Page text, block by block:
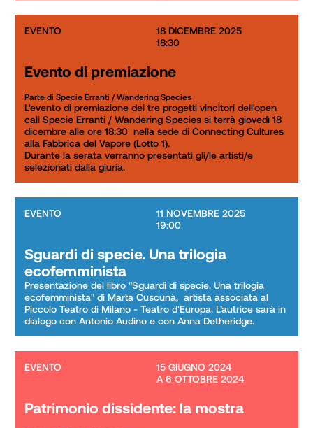
EVENTO
18 DICEMBRE 2025
18:30
Evento di premiazione
Parte di Specie Erranti / Wandering Species
L'evento di premiazione dei tre progetti vincitori dell'open
call Specie Erranti / Wandering Species si terrà giovedì 18
dicembre alle ore 18:30  nella sede di Connecting Cultures
alla Fabbrica del Vapore (Lotto 1).
Durante la serata verranno presentati gli/le artisti/e
selezionati dalla giuria.
EVENTO
11 NOVEMBRE 2025
19:00
Sguardi di specie. Una trilogia
ecofemminista
Presentazione del libro "Sguardi di specie. Una trilogia
ecofemminista" di Marta Cuscunà,  artista associata al
Piccolo Teatro di Milano - Teatro d'Europa. L’autrice sarà in
dialogo con Antonio Audino e con Anna Detheridge.
EVENTO
15 GIUGNO 2024
A 6 OTTOBRE 2024
Patrimonio dissidente: la mostra